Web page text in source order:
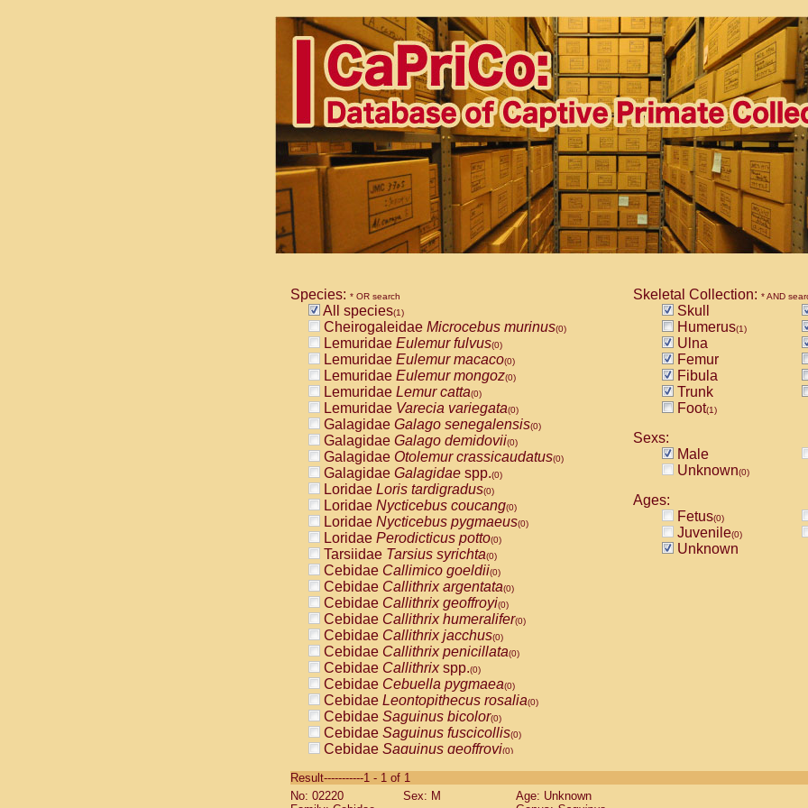
Species: * OR search
All species(1)
Cheirogaleidae Microcebus murinus(0)
Lemuridae Eulemur fulvus(0)
Lemuridae Eulemur macaco(0)
Lemuridae Eulemur mongoz(0)
Lemuridae Lemur catta(0)
Lemuridae Varecia variegata(0)
Galagidae Galago senegalensis(0)
Galagidae Galago demidovii(0)
Galagidae Otolemur crassicaudatus(0)
Galagidae Galagidae spp.(0)
Loridae Loris tardigradus(0)
Loridae Nycticebus coucang(0)
Loridae Nycticebus pygmaeus(0)
Loridae Perodicticus potto(0)
Tarsiidae Tarsius syrichta(0)
Cebidae Callimico goeldii(0)
Cebidae Callithrix argentata(0)
Cebidae Callithrix geoffroyi(0)
Cebidae Callithrix humeralifer(0)
Cebidae Callithrix jacchus(0)
Cebidae Callithrix penicillata(0)
Cebidae Callithrixspp.(0)
Cebidae Cebuella pygmaea(0)
Cebidae Leontopithecus rosalia(0)
Cebidae Saguinus bicolor(0)
Cebidae Saguinus fuscicollis(0)
Cebidae Saguinus geoffroyi(0)
CebidaeSaguinus labiatus(0)
Cebidae Saguinus leucopus (0)
Skeletal Collection: * AND
Skull
Humerus(1)
Ulna
Femur
Fibula
Trunk
Foot(1)
Sexs:
Male
Unknown(0)
Ages:
Fetus(0)
Juvenile(0)
Unknown
Result-----------1 - 1 of 1
No: 02220
Sex: M
Age: Unknown